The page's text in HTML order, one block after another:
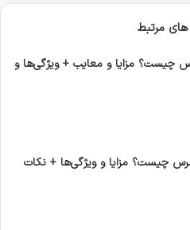
مرتبط
چیست؟ مزایا و معایب + ویژگی‌ها و
چیست؟ مزایا و ویژگی‌ها + نکات